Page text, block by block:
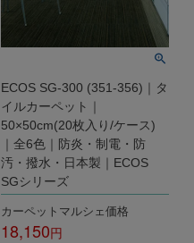
ECOS SG-300 (351-356)｜タ
イルカーペット｜
50×50cm(20枚入り/ケース)
｜全6色｜防炎・制電・防
汚・撥水・日本製｜ECOS
SGシリーズ
カーペットマルシェ価格
18,150